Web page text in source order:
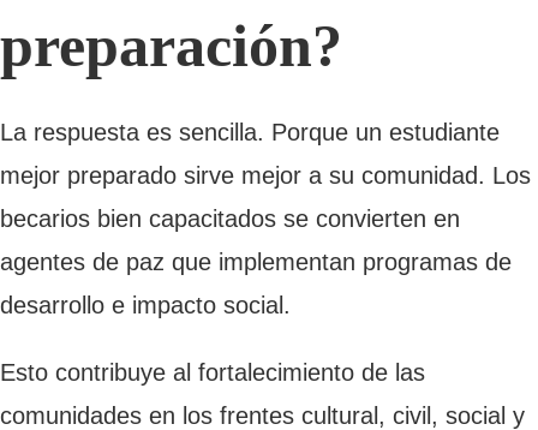
preparación?
La respuesta es sencilla. Porque un estudiante
mejor preparado sirve mejor a su comunidad. Los
becarios bien capacitados se convierten en
agentes de paz que implementan programas de
desarrollo e impacto social.
Esto contribuye al fortalecimiento de las
comunidades en los frentes cultural, civil, social y